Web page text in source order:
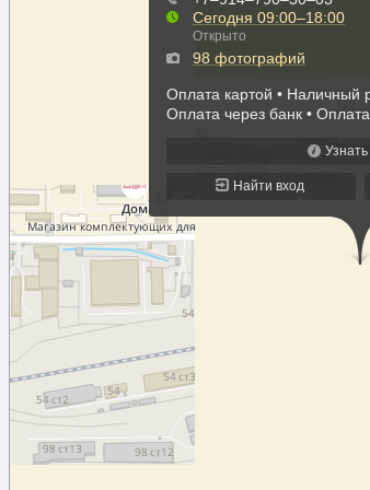
Правила перевозки грузов в
Закон о ж/д транспорте в РФ
Правила приема груза к
Правила приема заявок
Контейнера
Крытые вагоны
Платформы
Полувагоны
ОТЗЫВЫ
КОНТАКТЫ
РАССЧИТАТЬ